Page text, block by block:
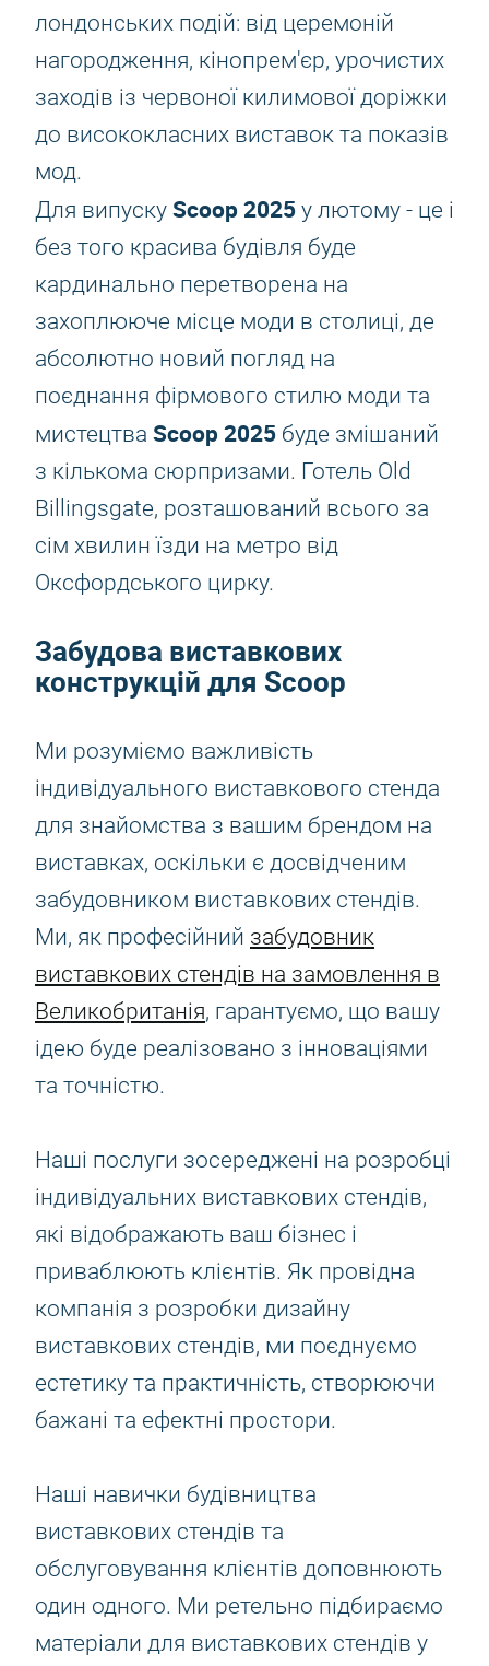
лондонських подій: від церемоній
нагородження, кінопрем'єр, урочистих
заходів із червоної килимової доріжки
до висококласних виставок та показів
мод.
Для випуску Scoop 2025 у лютому - це і
без того красива будівля буде
кардинально перетворена на
захоплююче місце моди в столиці, де
абсолютно новий погляд на
поєднання фірмового стилю моди та
мистецтва Scoop 2025 буде змішаний
з кількома сюрпризами. Готель Old
Billingsgate, розташований всього за
сім хвилин їзди на метро від
Оксфордського цирку.
Забудова виставкових
конструкцій для Scoop
Ми розуміємо важливість
індивідуального виставкового стенда
для знайомства з вашим брендом на
виставках, оскільки є досвідченим
забудовником виставкових стендів.
Ми, як професійний забудовник
виставкових стендів на замовлення в
Великобританія, гарантуємо, що вашу
ідею буде реалізовано з інноваціями
та точністю.
Наші послуги зосереджені на розробці
індивідуальних виставкових стендів,
які відображають ваш бізнес і
приваблюють клієнтів. Як провідна
компанія з розробки дизайну
виставкових стендів, ми поєднуємо
естетику та практичність, створюючи
бажані та ефектні простори.
Наші навички будівництва
виставкових стендів та
обслуговування клієнтів доповнюють
один одного. Ми ретельно підбираємо
матеріали для виставкових стендів у